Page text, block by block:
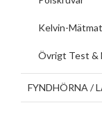
Kelvin-
Övrigt Test &
FYNDHÖRNA /